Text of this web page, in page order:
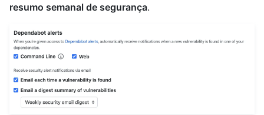
resumo semanal de segurança.